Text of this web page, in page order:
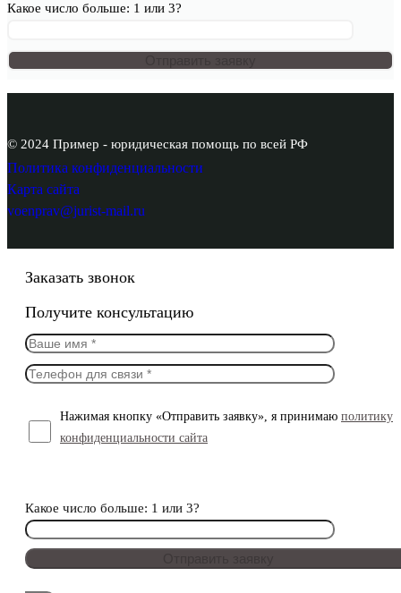
Какое число больше: 1 или 3?
© 2024 Пример - юридическая помощь по всей РФ
Политика конфиденциальности
Карта сайта
voenprav@jurist-mail.ru
Заказать звонок
Получите консультацию
Нажимая кнопку «Отправить заявку», я принимаю политику
конфиденциальности сайта
Какое число больше: 1 или 3?